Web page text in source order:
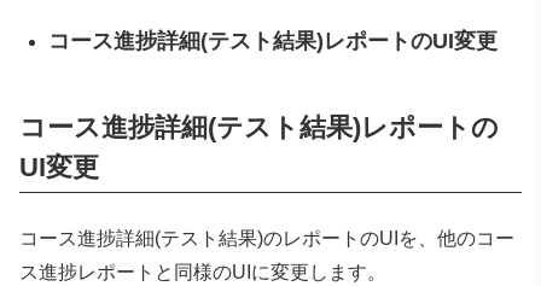
コース進捗詳細(テスト結果)レポートのUI変更
コース進捗詳細(テスト結果)レポートの
UI変更
コース進捗詳細(テスト結果)のレポートのUIを、他のコー
ス進捗レポートと同様のUIに変更します。